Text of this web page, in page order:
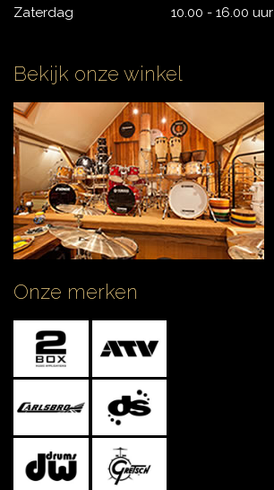
Zaterdag
10.00 - 16.00 uur
Bekijk onze winkel
Onze merken